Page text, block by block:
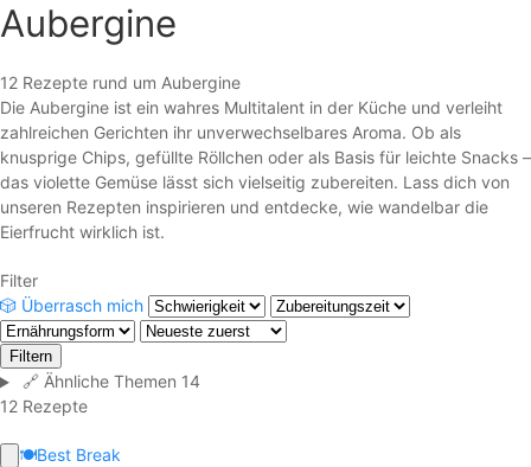
Aubergine
12 Rezepte rund um Aubergine
Die Aubergine ist ein wahres Multitalent in der Küche und verleiht
zahlreichen Gerichten ihr unverwechselbares Aroma. Ob als
knusprige Chips, gefüllte Röllchen oder als Basis für leichte Snacks –
das violette Gemüse lässt sich vielseitig zubereiten. Lass dich von
unseren Rezepten inspirieren und entdecke, wie wandelbar die
Eierfrucht wirklich ist.
Filter
🎲 Überrasch mich
Filtern
🔗 Ähnliche Themen 14
12 Rezepte
🍽️Best Break